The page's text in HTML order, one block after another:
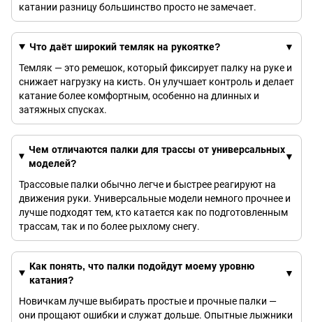
катании разницу большинство просто не замечает.
Что даёт широкий темляк на рукоятке?
Темляк — это ремешок, который фиксирует палку на руке и
снижает нагрузку на кисть. Он улучшает контроль и делает
катание более комфортным, особенно на длинных и
затяжных спусках.
Чем отличаются палки для трассы от универсальных
моделей?
Трассовые палки обычно легче и быстрее реагируют на
движения руки. Универсальные модели немного прочнее и
лучше подходят тем, кто катается как по подготовленным
трассам, так и по более рыхлому снегу.
Как понять, что палки подойдут моему уровню
катания?
Новичкам лучше выбирать простые и прочные палки —
они прощают ошибки и служат дольше. Опытные лыжники